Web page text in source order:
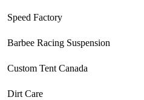
Speed Factory
Barbee Racing Suspension
Custom Tent Canada
Dirt Care